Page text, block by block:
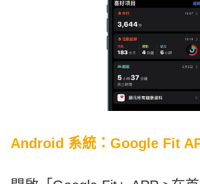
Android 系統：Google Fit